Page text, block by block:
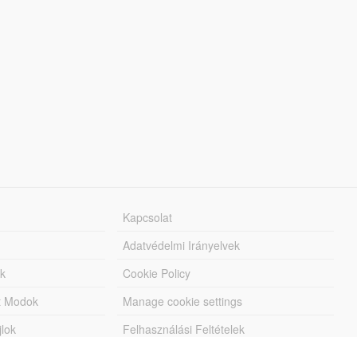
Modok
Kapcsolat
Adatvédelmi Irányelvek
Cookie Policy
Manage cookie settings
Felhasználási Feltételek